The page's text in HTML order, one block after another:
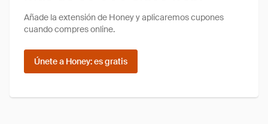
Añade la extensión de Honey y aplicaremos cupones
cuando compres online.
Únete a Honey: es gratis